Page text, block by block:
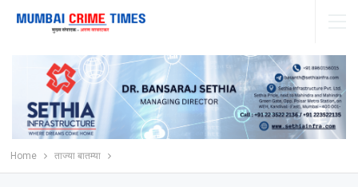
Home ताज्या बातम्या